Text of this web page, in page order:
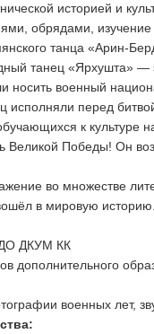
историей и
обрядами,
танца «Арин-
танец «Ярхушта» —
носить военный
исполняли перед
к культуре
Великой Победы! Он
во множестве
в мировую
ДКУМ КК
дополнительного
военных лет,